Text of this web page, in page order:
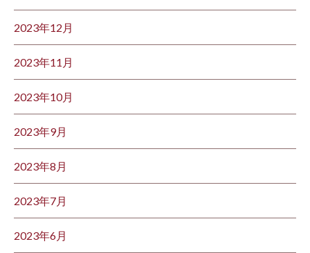
2023年12月
2023年11月
2023年10月
2023年9月
2023年8月
2023年7月
2023年6月